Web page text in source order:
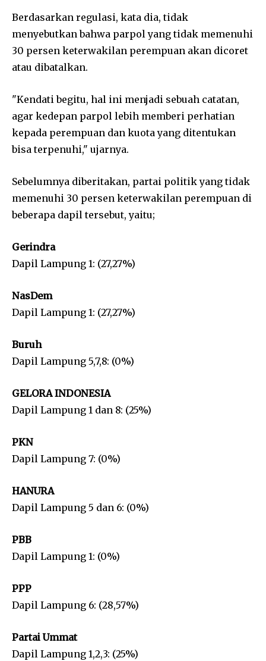
Berdasarkan regulasi, kata dia, tidak
menyebutkan bahwa parpol yang tidak memenuhi
30 persen keterwakilan perempuan akan dicoret
atau dibatalkan.
"Kendati begitu, hal ini menjadi sebuah catatan,
agar kedepan parpol lebih memberi perhatian
kepada perempuan dan kuota yang ditentukan
bisa terpenuhi," ujarnya.
Sebelumnya diberitakan, partai politik yang tidak
memenuhi 30 persen keterwakilan perempuan di
beberapa dapil tersebut, yaitu;
Gerindra
Dapil Lampung 1: (27,27%)
NasDem
Dapil Lampung 1: (27,27%)
Buruh
Dapil Lampung 5,7,8: (0%)
GELORA INDONESIA
Dapil Lampung 1 dan 8: (25%)
PKN
Dapil Lampung 7: (0%)
HANURA
Dapil Lampung 5 dan 6: (0%)
PBB
Dapil Lampung 1: (0%)
PPP
Dapil Lampung 6: (28,57%)
Partai Ummat
Dapil Lampung 1,2,3: (25%)